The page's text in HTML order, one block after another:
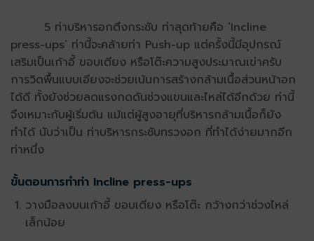
5 ท่าบริหารอกตึงกระชับ ท่าสุดท้ายคือ ‘Incline
press-ups’ ท่านี้จะคล้ายท่า Push-up แต่ครั้งนี้มีอุปกรณ์
เสริมเป็นเก้าอี้ ขอบเตียง หรือโต๊ะความสูงประมาณเข่าครับ
การวิดพื้นแบบเอียงจะช่วยเน้นการสร้างกล้ามเนื้อส่วนหน้าอก
ได้ดี ทั้งยังช่วยลดแรงกดดันช่วงแขนและไหล่ได้อีกด้วย ท่านี้
จึงเหมาะกับผู้เริ่มต้น แม้แต่ผู้สูงอายุที่บริหารกล้ามเนื้อก็ยัง
ทำได้ นับว่าเป็น ท่าบริหารกระชับทรวงอก ที่ทำได้ง่ายมากอีก
ท่าหนึ่ง
ขั้นตอนการทำท่า Incline press-ups
วางมือลงบนเก้าอี้ ขอบเตียง หรือโต๊ะ กว้างกว่าช่วงไหล่
เล็กน้อย